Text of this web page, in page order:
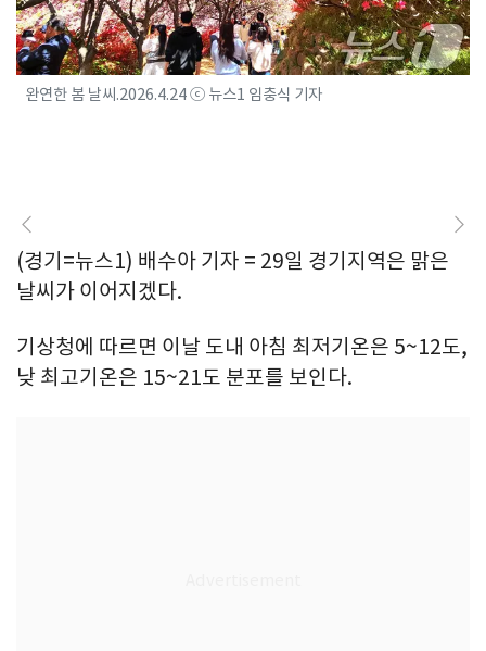
완연한 봄 날씨.2026.4.24 ⓒ 뉴스1 임충식 기자
(경기=뉴스1) 배수아 기자 = 29일 경기지역은 맑은
날씨가 이어지겠다.
기상청에 따르면 이날 도내 아침 최저기온은 5~12도,
낮 최고기온은 15~21도 분포를 보인다.